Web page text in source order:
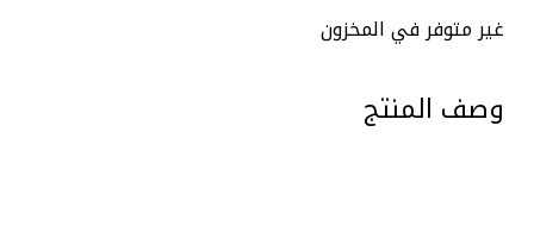
غير متوفر في المخزون
وصف المنتج